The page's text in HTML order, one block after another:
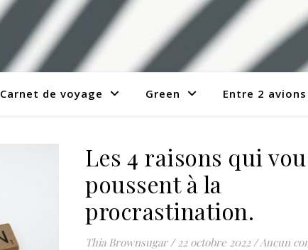
Carnet de voyage Green Entre 2 avions
Les 4 raisons qui
poussent à la
procrastination.
Thia Brownsugar / 22 octobre 2022 /Aucun